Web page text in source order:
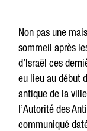
Non pas une
sommeil après
d’Israël ces
eu lieu au début
antique de la
l’Autorité des
communiqué